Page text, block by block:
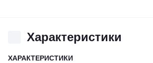
Характеристики
ХАРАКТЕРИСТИКИ